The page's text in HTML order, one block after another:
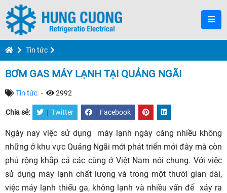
Tin tức
BƠM GAS MÁY LẠNH TẠI QUẢNG NGÃI
Tin tức - 2992
Chia sẻ: | Twitter | Facebook
Ngày nay việc sử dụng máy lạnh ngày càng nhiều không
những ở khu vực Quảng Ngãi mới phát triển mới đây mà còn
phủ rộng khắp cả các cùng ở Việt Nam nói chung. Với việc
sử dụng máy lạnh chất lượng và trong một thười gian dài,
việc máy lạnh thiếu ga, không lạnh và nhiều vấn để xảy ra